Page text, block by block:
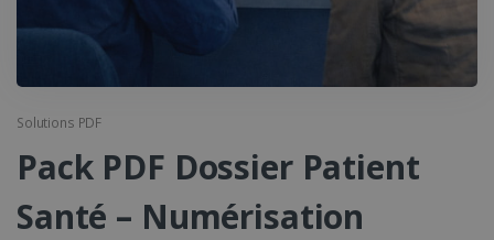
Solutions PDF
Pack PDF Dossier Patient
Santé – Numérisation